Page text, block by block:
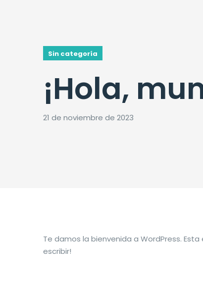
Sin categoría
¡Hola,
21 de noviembre de 2023
Te damos la bienvenida a WordPress.
escribir!